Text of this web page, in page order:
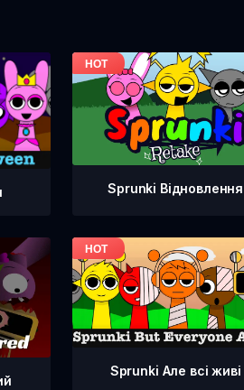
Sprunki Відновлення
Sprunki Але всі живі